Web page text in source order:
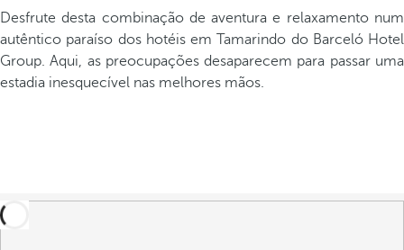
Desfrute desta combinação de aventura e relaxamento num
autêntico paraíso dos hotéis em Tamarindo do Barceló Hotel
Group. Aqui, as preocupações desaparecem para passar uma
estadia inesquecível nas melhores mãos.